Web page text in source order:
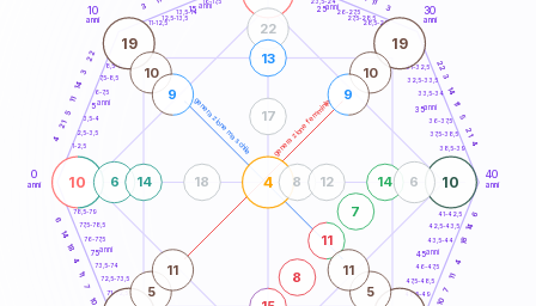
generazione maschile generazione femminile
0
anni
10
anni
30
anni
40
anni
1-2,5
2,5-3,5
3,5-4
6-7,5
7,5-8,5
8,5-9
11-12,5
12,5-13,5
13,5-14
26-27,5
27,5-28,5
28,5-29
31-32,5
32,5-33,5
33,5-34
36-37,5
37,5-38,5
38,5-39
41-42,5
42,5-43,5
43,5-44
46-47,5
47,5-48,5
48,5-49
71-72,5
72,5-73,5
73,5-74
76-77,5
77,5-78,5
78,5-79
4
21
5
11
14
3
22
3 3
22
3
14
11
5
21
4
6
14
18
4
11
7
10
10
7
11
4
18
14
6
10 10
4
19 19
8
11
7
14
6
22
6
14
13
8 12
18
17
10
9
10
9
5
11
5
11
5anni
15 anni 25anni
35anni
45anni
75anni